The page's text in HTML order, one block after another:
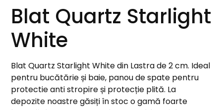
Blat Quartz Starlight
White
Blat Quartz Starlight White din Lastra de 2 cm. Ideal
pentru bucătărie și baie, panou de spate pentru
protectie anti stropire și protecție plită. La
depozite noastre găsiți în stoc o gamă foarte